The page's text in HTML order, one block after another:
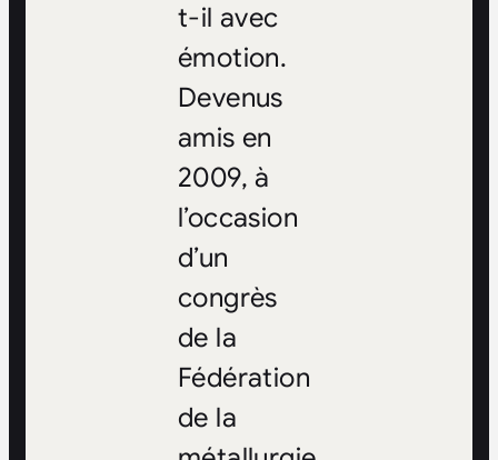
t-il avec
émotion.
Devenus
amis en
2009, à
l’occasion
d’un
congrès
de la
Fédération
de la